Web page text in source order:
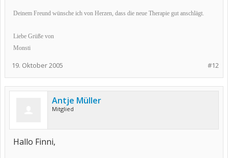
Deinem Freund wünsche ich von Herzen, dass die neue Therapie gut anschlägt.
Liebe Grüße von
Monsti
#12
19. Oktober 2005
Antje Müller
Mitglied
Hallo Finni,